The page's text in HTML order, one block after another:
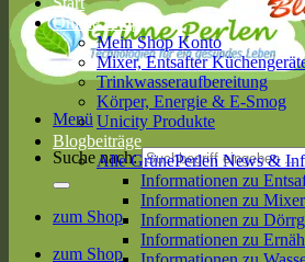
Menü
Suche nach:
zum Shop
zum Shop
Online Shop
Mein Shop Konto
Mixer, Entsafter
Trinkwasseraufbereitung
Körper, Energie & E-Smog
Unicity Produkte
Blogbeiträge
Alle GrünePerlen News &
Informationen zu
Informationen zu
Informationen zu
Informationen zu